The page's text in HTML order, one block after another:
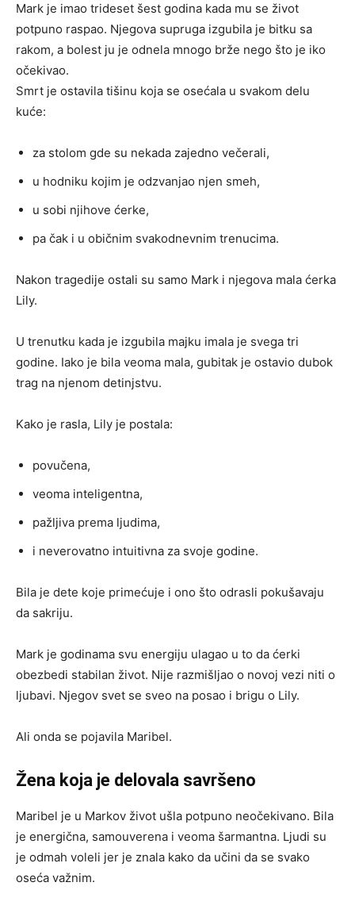
Mark je imao trideset šest godina kada mu se život
potpuno raspao. Njegova supruga izgubila je bitku sa
rakom, a bolest ju je odnela mnogo brže nego što je iko
očekivao.
Smrt je ostavila tišinu koja se osećala u svakom delu
kuće:
za stolom gde su nekada zajedno večerali,
u hodniku kojim je odzvanjao njen smeh,
u sobi njihove ćerke,
pa čak i u običnim svakodnevnim trenucima.
Nakon tragedije ostali su samo Mark i njegova mala ćerka
Lily.
U trenutku kada je izgubila majku imala je svega tri
godine. Iako je bila veoma mala, gubitak je ostavio dubok
trag na njenom detinjstvu.
Kako je rasla, Lily je postala:
povučena,
veoma inteligentna,
pažljiva prema ljudima,
i neverovatno intuitivna za svoje godine.
Bila je dete koje primećuje i ono što odrasli pokušavaju
da sakriju.
Mark je godinama svu energiju ulagao u to da ćerki
obezbedi stabilan život. Nije razmišljao o novoj vezi niti o
ljubavi. Njegov svet se sveo na posao i brigu o Lily.
Ali onda se pojavila Maribel.
Žena koja je delovala savršeno
Maribel je u Markov život ušla potpuno neočekivano. Bila
je energična, samouverena i veoma šarmantna. Ljudi su
je odmah voleli jer je znala kako da učini da se svako
oseća važnim.